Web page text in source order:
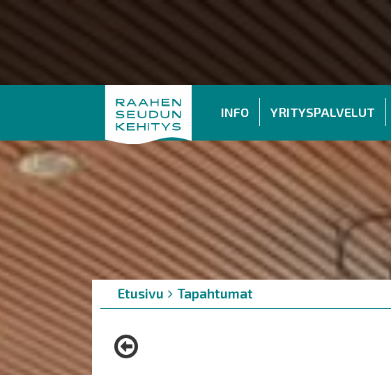
INFO YRITYSPALVELUT
Murupolku
You
are
Etusivu Tapahtumat